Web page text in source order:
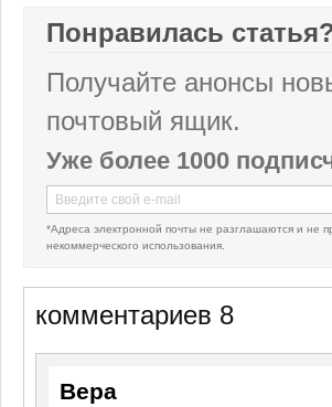
Понравилась
Получайте анонсы
почтовый ящик.
Уже более 1000
*Адреса электронной почты не разглашаются и не
некоммерческого использования.
комментариев 8
Вера